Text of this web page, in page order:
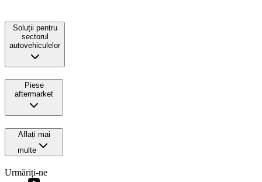
Soluții pentru
sectorul
autovehiculelor
Piese
aftermarket
Aflați mai
multe
Urmăriți-ne